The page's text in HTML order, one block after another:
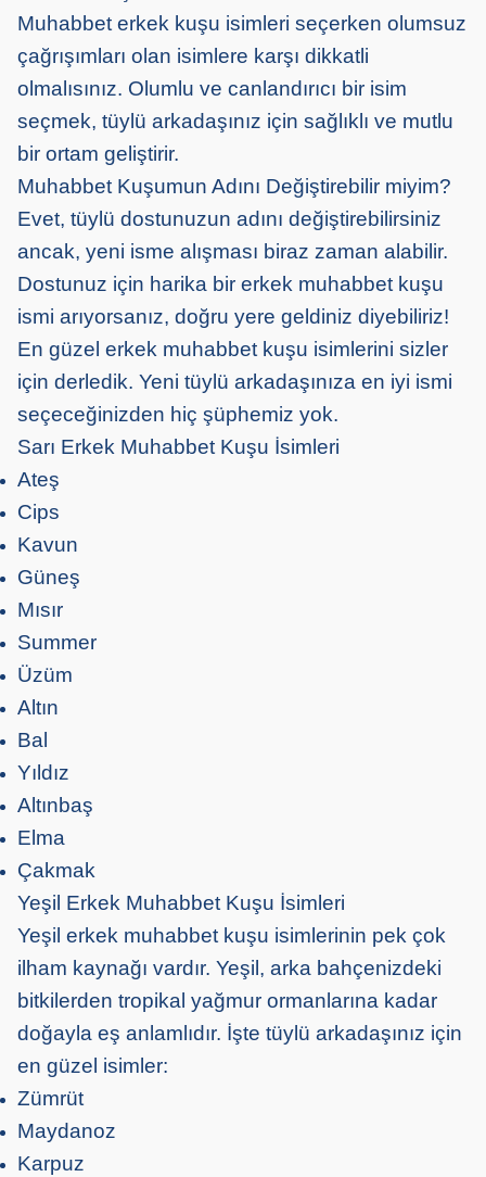
Muhabbet erkek kuşu isimleri seçerken olumsuz
çağrışımları olan isimlere karşı dikkatli
olmalısınız. Olumlu ve canlandırıcı bir isim
seçmek, tüylü arkadaşınız için sağlıklı ve mutlu
bir ortam geliştirir.
Muhabbet Kuşumun Adını Değiştirebilir miyim?
Evet, tüylü dostunuzun adını değiştirebilirsiniz
ancak, yeni isme alışması biraz zaman alabilir.
Dostunuz için harika bir erkek muhabbet kuşu
ismi arıyorsanız, doğru yere geldiniz diyebiliriz!
En güzel erkek muhabbet kuşu isimlerini sizler
için derledik. Yeni tüylü arkadaşınıza en iyi ismi
seçeceğinizden hiç şüphemiz yok.
Sarı Erkek Muhabbet Kuşu İsimleri
Ateş
Cips
Kavun
Güneş
Mısır
Summer
Üzüm
Altın
Bal
Yıldız
Altınbaş
Elma
Çakmak
Yeşil Erkek Muhabbet Kuşu İsimleri
Yeşil erkek muhabbet kuşu isimlerinin pek çok
ilham kaynağı vardır. Yeşil, arka bahçenizdeki
bitkilerden tropikal yağmur ormanlarına kadar
doğayla eş anlamlıdır. İşte tüylü arkadaşınız için
en güzel isimler:
Zümrüt
Maydanoz
Karpuz